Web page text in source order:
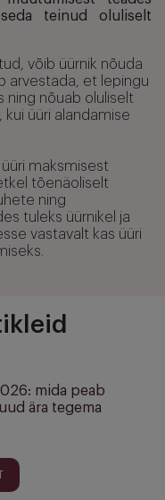
teinud oluliselt
võib üürnik nõuda
arvestada, et lepingu
ning nõuab oluliselt
üüri alandamise
maksmisest
tõenäoliselt
ning
tuleks üürnikel ja
vastavalt kas üüri
mida peab
ära tegema